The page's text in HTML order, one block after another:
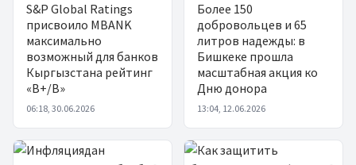
S&P Global Ratings
присвоило MBANK
максимально
возможный для банков
Кыргызстана рейтинг
«B+/B»
06:18, 30.06.2026
Более 150
добровольцев и 65
литров надежды: в
Бишкеке прошла
масштабная акция ко
Дню донора
13:04, 12.06.2026